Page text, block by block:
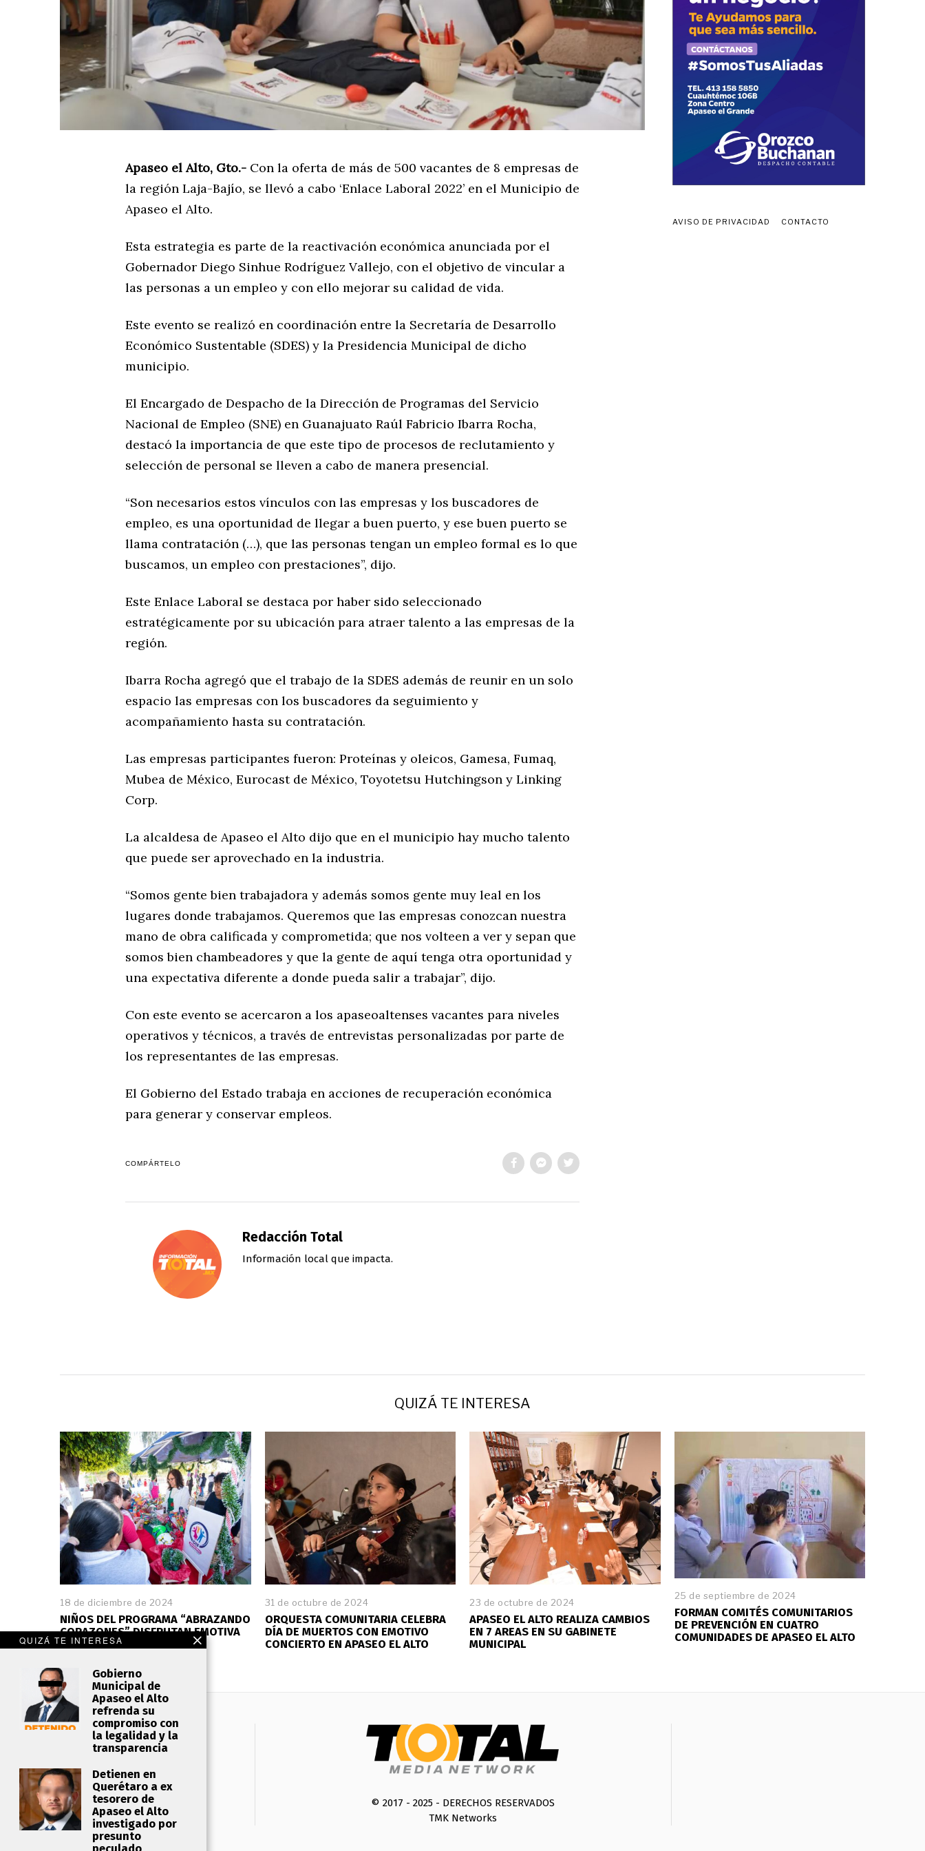
Apaseo el Alto, Gto.- Con la oferta de más de 500 vacantes de 8 empresas de
la región Laja-Bajío, se llevó a cabo ‘Enlace Laboral 2022’ en el Municipio de
Apaseo el Alto.
Esta estrategia es parte de la reactivación económica anunciada por el
Gobernador Diego Sinhue Rodríguez Vallejo, con el objetivo de vincular a
las personas a un empleo y con ello mejorar su calidad de vida.
Este evento se realizó en coordinación entre la Secretaría de Desarrollo
Económico Sustentable (SDES) y la Presidencia Municipal de dicho
municipio.
El Encargado de Despacho de la Dirección de Programas del Servicio
Nacional de Empleo (SNE) en Guanajuato Raúl Fabricio Ibarra Rocha,
destacó la importancia de que este tipo de procesos de reclutamiento y
selección de personal se lleven a cabo de manera presencial.
“Son necesarios estos vínculos con las empresas y los buscadores de
empleo, es una oportunidad de llegar a buen puerto, y ese buen puerto se
llama contratación (…), que las personas tengan un empleo formal es lo que
buscamos, un empleo con prestaciones”, dijo.
Este Enlace Laboral se destaca por haber sido seleccionado
estratégicamente por su ubicación para atraer talento a las empresas de la
región.
Ibarra Rocha agregó que el trabajo de la SDES además de reunir en un solo
espacio las empresas con los buscadores da seguimiento y
acompañamiento hasta su contratación.
Las empresas participantes fueron: Proteínas y oleicos, Gamesa, Fumaq,
Mubea de México, Eurocast de México, Toyotetsu Hutchingson y Linking
Corp.
La alcaldesa de Apaseo el Alto dijo que en el municipio hay mucho talento
que puede ser aprovechado en la industria.
“Somos gente bien trabajadora y además somos gente muy leal en los
lugares donde trabajamos. Queremos que las empresas conozcan nuestra
mano de obra calificada y comprometida; que nos volteen a ver y sepan que
somos bien chambeadores y que la gente de aquí tenga otra oportunidad y
una expectativa diferente a donde pueda salir a trabajar”, dijo.
Con este evento se acercaron a los apaseoaltenses vacantes para niveles
operativos y técnicos, a través de entrevistas personalizadas por parte de
los representantes de las empresas.
El Gobierno del Estado trabaja en acciones de recuperación económica
para generar y conservar empleos.
COMPÁRTELO
Redacción Total
Información local que impacta.
AVISO DE PRIVACIDAD CONTACTO
QUIZÁ TE INTERESA
Gobierno
Municipal de
Apaseo el Alto
refrenda su
compromiso con
la legalidad y la
transparencia
Detienen en
Querétaro a ex
tesorero de
Apaseo el Alto
investigado por
presunto
QUIZÁ TE INTERESA
18 de diciembre de 2024
8
d
d
b
r
4
NIÑOS DEL PROGRAMA “ABRAZANDO
CORAZONES” DISFRUTAN EMOTIVA
POSADA NAVIDEÑA
31 de octubre de 2024
1
d
e
e
d
4
ORQUESTA COMUNITARIA CELEBRA
DÍA DE MUERTOS CON EMOTIVO
CONCIERTO EN APASEO EL ALTO
23 de octubre de 2024
APASEO EL ALTO REALIZA CAMBIOS
EN 7 AREAS EN SU GABINETE
MUNICIPAL
25 de septiembre de 2024
FORMAN COMITÉS COMUNITARIOS
DE PREVENCIÓN EN CUATRO
COMUNIDADES DE APASEO EL ALTO
© 2017 - 2025 - DERECHOS RESERVADOS
TMK Networks